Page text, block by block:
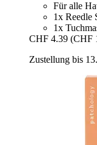
Für alle
1x Reedle
1x
CHF 4.39 (CHF
Zustellung bis